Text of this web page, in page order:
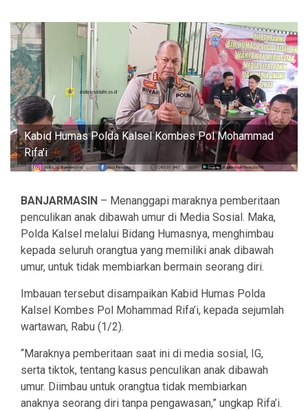
Kabid Humas Polda Kalsel Kombes Pol Mohammad
Rifa'i
BANJARMASIN – Menanggapi maraknya pemberitaan
penculikan anak dibawah umur di Media Sosial. Maka,
Polda Kalsel melalui Bidang Humasnya, menghimbau
kepada seluruh orangtua yang memiliki anak dibawah
umur, untuk tidak membiarkan bermain seorang diri.
Imbauan tersebut disampaikan Kabid Humas Polda
Kalsel Kombes Pol Mohammad Rifa’i, kepada sejumlah
wartawan, Rabu (1/2).
“Maraknya pemberitaan saat ini di media sosial, IG,
serta tiktok, tentang kasus penculikan anak dibawah
umur. Diimbau untuk orangtua tidak membiarkan
anaknya seorang diri tanpa pengawasan,” ungkap Rifa’i.